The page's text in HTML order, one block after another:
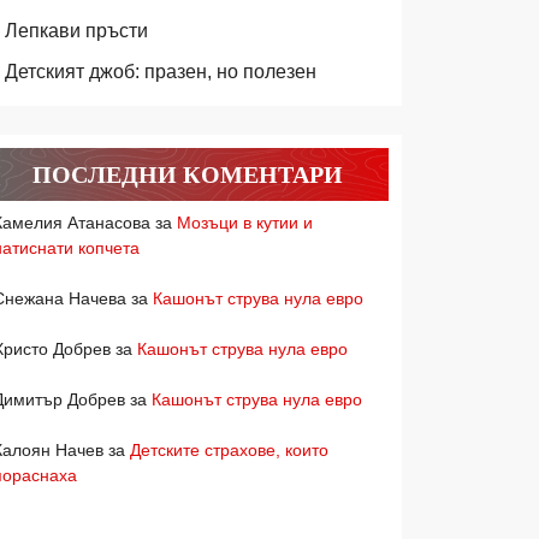
Лепкави пръсти
Детският джоб: празен, но полезен
ПОСЛЕДНИ КОМЕНТАРИ
Атанасова за Мозъци в кутии и
копчета
Начева за Кашонът струва нула евро
Добрев за Кашонът струва нула евро
Добрев за Кашонът струва нула евро
Начев за Детските страхове, които